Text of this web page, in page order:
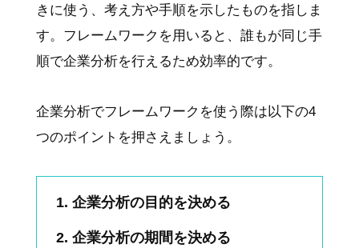
きに使う、考え方や手順を示したものを指しま
す。フレームワークを用いると、誰もが同じ手
順で企業分析を行えるため効率的です。
企業分析でフレームワークを使う際は以下の4
つのポイントを押さえましょう。
企業分析の目的を決める
企業分析の期間を決める